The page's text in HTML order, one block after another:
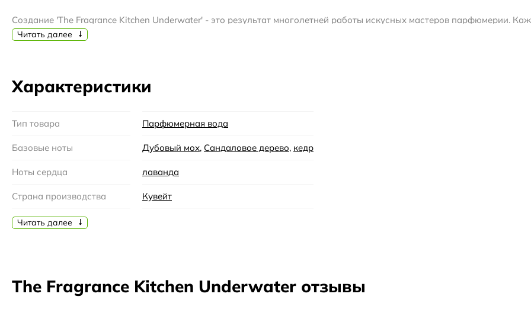
Создание 'The Fragrance Kitchen Underwater' - это результат многолетней работы искусных мастеров парфюмерии.
передать ощущение свежести и волшебства подводного мира. Этот аромат обладает невероятной стойкостью,
уникальными ароматами, которые привлекают внимание своей оригинальностью. Фрагранс Китчен - это не просто
Читать далее
Характеристики
Тип товара Парфюмерная вода
Базовые ноты Дубовый мох, Сандаловое дерево, кедр
Ноты сердца лаванда
Страна производства Кувейт
Бренд
Время суток День
Читать далее
The Fragrance Kitchen Underwater отзывы